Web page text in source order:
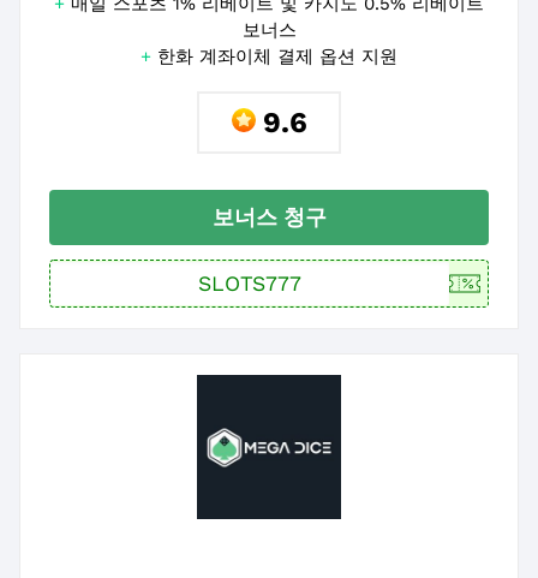
보너스
+ 한화 계좌이체 결제 옵션 지원
9.6
보너스 청구